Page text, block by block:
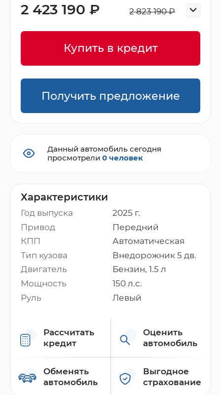
Характеристики
Год выпуска
2025 г.
Привод
Передний
КПП
Автоматическая
Тип кузова
Внедорожник 5 дв.
Двигатель
Бензин, 1.5 л
Мощность
150 л.с.
Руль
Левый
Рассчитать
кредит
Оценить
автомобиль
Обменять
автомобиль
Выгодное
страхование
2 823 190 ₽
2 423 190 ₽
Купить в кредит
Получить предложение
Данный автомобиль сегодня
просмотрели0 человек